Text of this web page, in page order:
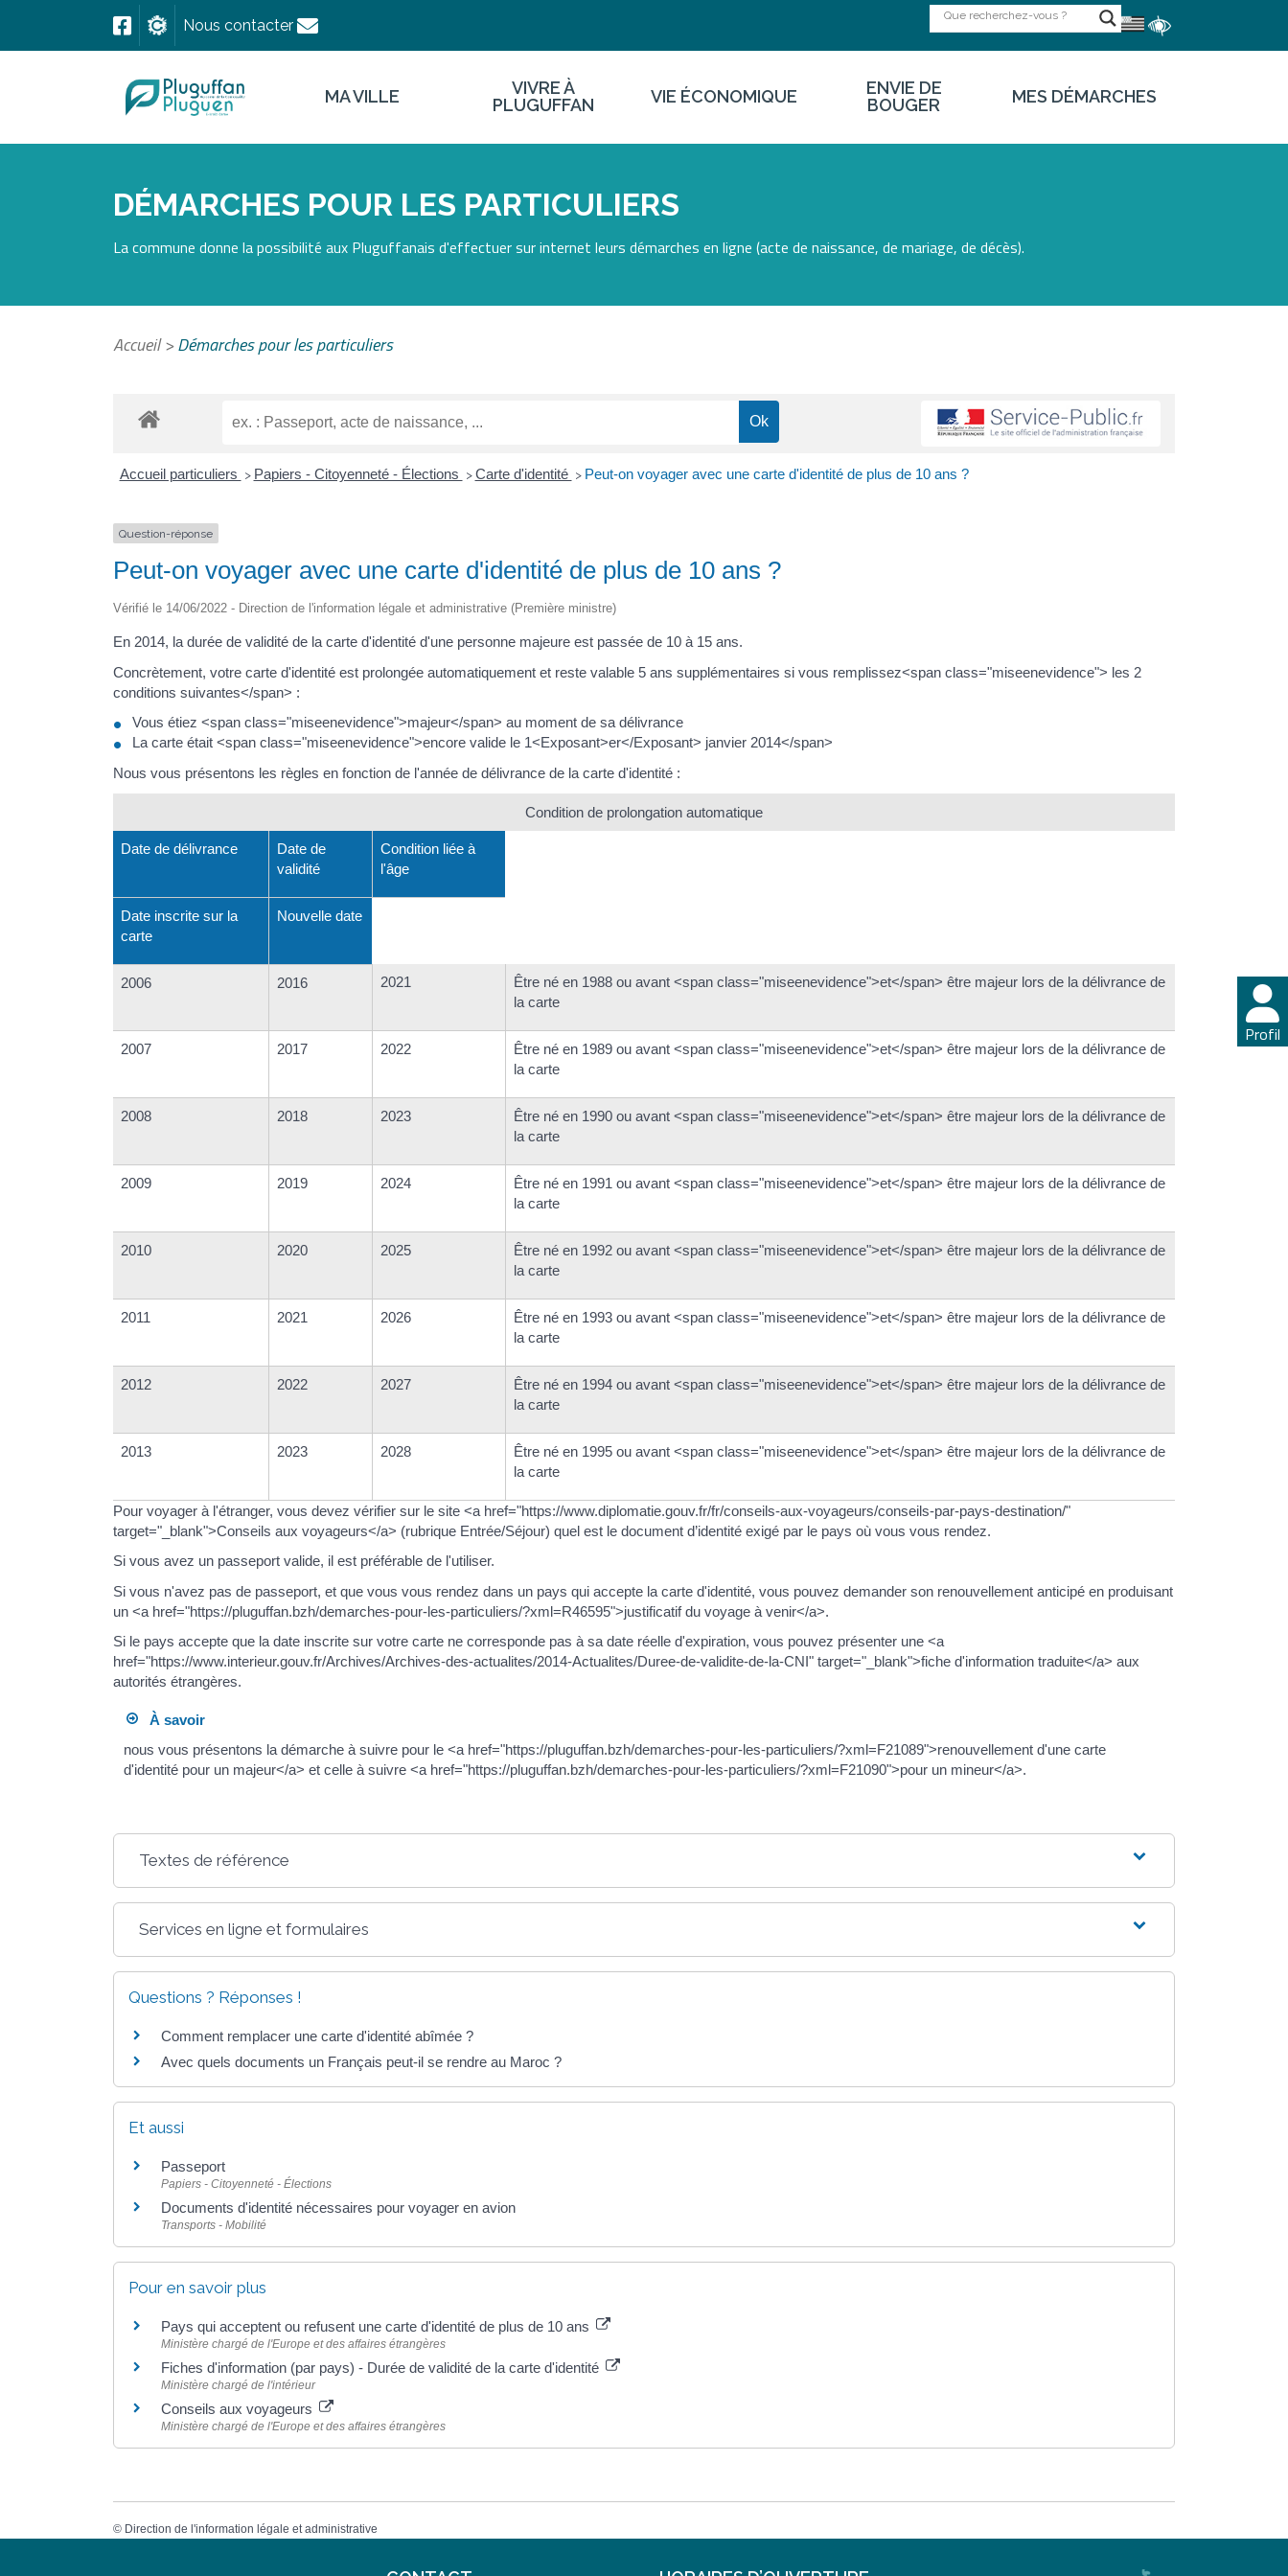
Nous contacter
MA VILLE
VIVRE À
PLUGUFFAN
VIE ÉCONOMIQUE
ENVIE DE
BOUGER
MES DÉMARCHES
DÉMARCHES POUR LES PARTICULIERS
La commune donne la possibilité aux Pluguffanais d'effectuer sur internet leurs démarches en ligne (acte de naissance, de mariage, de décès).
Profil
Accueil>Démarches pour les particuliers
Accueil particuliers > Papiers - Citoyenneté - Élections > Carte d'identité > Peut-on voyager avec une carte d'identité de plus de 10 ans ?
Question-réponse
Peut-on voyager avec une carte d'identité de plus de 10 ans ?
Vérifié le 14/06/2022 - Direction de l'information légale et administrative (Première ministre)
En 2014, la durée de validité de la carte d'identité d'une personne majeure est passée de 10 à 15 ans.
Concrètement, votre carte d'identité est prolongée automatiquement et reste valable 5 ans supplémentaires si vous remplissez<span class="miseenevidence"> les 2
conditions suivantes</span> :
Vous étiez <span class="miseenevidence">majeur</span> au moment de sa délivrance
La carte était <span class="miseenevidence">encore valide le 1<Exposant>er</Exposant> janvier 2014</span>
Nous vous présentons les règles en fonction de l'année de délivrance de la carte d'identité :
Condition de prolongation automatique
Date de délivrance
Date de
validité
Condition liée à
l'âge
Date inscrite sur la
carte
Nouvelle date
2006 2016 2021
Être né en 1988 ou avant <span class="miseenevidence">et</span> être majeur lors de la délivrance de
la carte
2007 2017 2022
Être né en 1989 ou avant <span class="miseenevidence">et</span> être majeur lors de la délivrance de
la carte
2008 2018 2023
Être né en 1990 ou avant <span class="miseenevidence">et</span> être majeur lors de la délivrance de
la carte
2009 2019 2024
Être né en 1991 ou avant <span class="miseenevidence">et</span> être majeur lors de la délivrance de
la carte
2010 2020 2025
Être né en 1992 ou avant <span class="miseenevidence">et</span> être majeur lors de la délivrance de
la carte
2011 2021 2026
Être né en 1993 ou avant <span class="miseenevidence">et</span> être majeur lors de la délivrance de
la carte
2012 2022 2027
Être né en 1994 ou avant <span class="miseenevidence">et</span> être majeur lors de la délivrance de
la carte
2013 2023 2028
Être né en 1995 ou avant <span class="miseenevidence">et</span> être majeur lors de la délivrance de
la carte
Pour voyager à l'étranger, vous devez vérifier sur le site <a href="https://www.diplomatie.gouv.fr/fr/conseils-aux-voyageurs/conseils-par-pays-destination/"
target="_blank">Conseils aux voyageurs</a> (rubrique Entrée/Séjour) quel est le document d’identité exigé par le pays où vous vous rendez.
Si vous avez un passeport valide, il est préférable de l'utiliser.
Si vous n'avez pas de passeport, et que vous vous rendez dans un pays qui accepte la carte d'identité, vous pouvez demander son renouvellement anticipé en produisant
un <a href="https://pluguffan.bzh/demarches-pour-les-particuliers/?xml=R46595">justificatif du voyage à venir</a>.
Si le pays accepte que la date inscrite sur votre carte ne corresponde pas à sa date réelle d'expiration, vous pouvez présenter une <a
href="https://www.interieur.gouv.fr/Archives/Archives-des-actualites/2014-Actualites/Duree-de-validite-de-la-CNI" target="_blank">fiche d'information traduite</a> aux
autorités étrangères.
À savoir
nous vous présentons la démarche à suivre pour le <a href="https://pluguffan.bzh/demarches-pour-les-particuliers/?xml=F21089">renouvellement d'une carte
d'identité pour un majeur</a> et celle à suivre <a href="https://pluguffan.bzh/demarches-pour-les-particuliers/?xml=F21090">pour un mineur</a>.
Textes de référence
Services en ligne et formulaires
Questions ? Réponses !
Comment remplacer une carte d'identité abîmée ?
Avec quels documents un Français peut-il se rendre au Maroc ?
Et aussi
Passeport
Papiers - Citoyenneté - Élections
Documents d'identité nécessaires pour voyager en avion
Transports - Mobilité
Pour en savoir plus
Pays qui acceptent ou refusent une carte d'identité de plus de 10 ans
Ministère chargé de l'Europe et des affaires étrangères
Fiches d'information (par pays) - Durée de validité de la carte d'identité
Ministère chargé de l'intérieur
Conseils aux voyageurs
Ministère chargé de l'Europe et des affaires étrangères
© Direction de l'information légale et administrative